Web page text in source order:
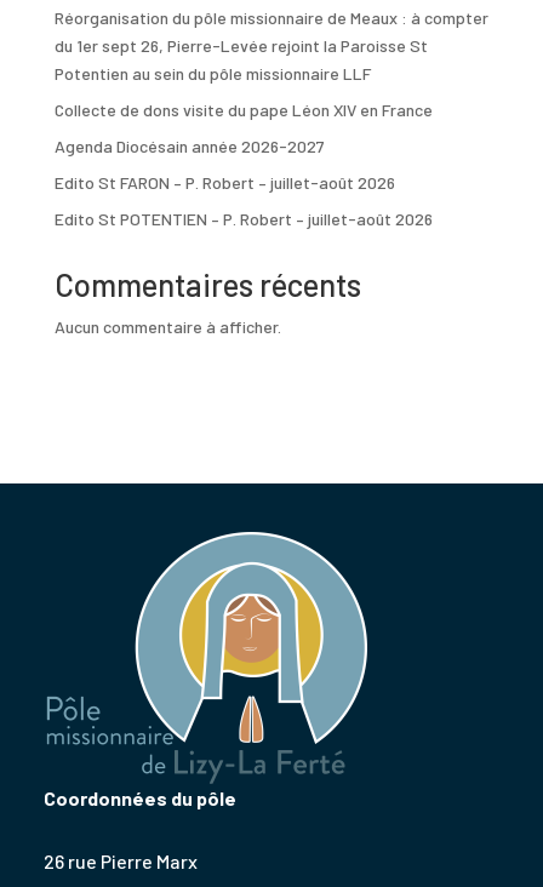
Réorganisation du pôle missionnaire de Meaux : à compter
du 1er sept 26, Pierre-Levée rejoint la Paroisse St
Potentien au sein du pôle missionnaire LLF
Collecte de dons visite du pape Léon XIV en France
Agenda Diocésain année 2026-2027
Edito St FARON – P. Robert – juillet-août 2026
Edito St POTENTIEN – P. Robert – juillet-août 2026
Commentaires récents
Aucun commentaire à afficher.
Coordonnées du pôle
26 rue Pierre Marx